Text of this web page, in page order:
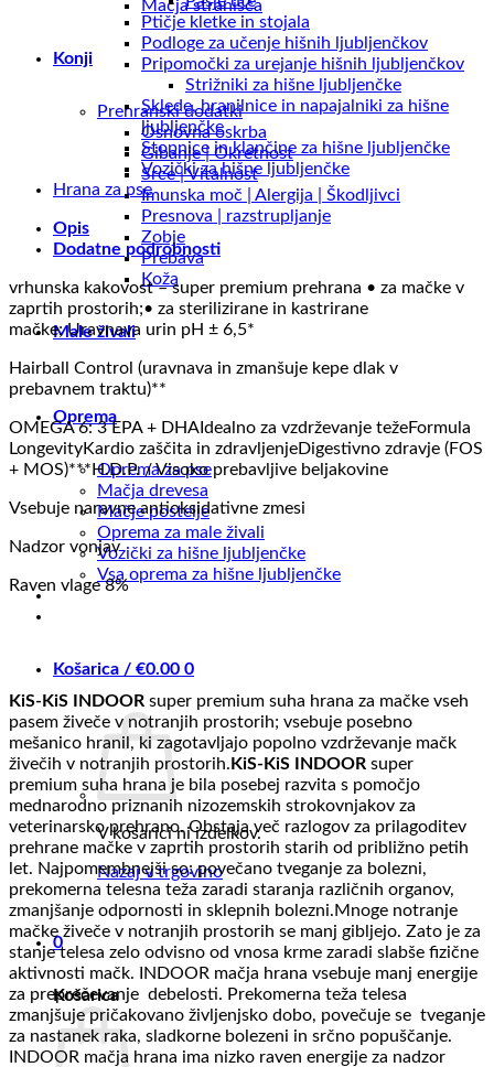
Mačja stranišča
Konji
Prehranski dodatki
Osnovna oskrba
Gibanje | Okretnost
Srce | Vitalnost
Imunska moč | Alergija | Škodljivci
Presnova | razstrupljanje
Zobje
Prebava
Koža
Male živali
Oprema
Oprema za pse
Mačja drevesa
Mačje postelje
Oprema za male živali
Vozički za hišne ljubljenčke
Vsa oprema za hišne ljubljenčke
Košarica / €0.00 0
V košarici ni izdelkov.
Nazaj v trgovino
0
Košarica
Ptičje kletke in stojala
Podloge za učenje hišnih ljubljenčkov
Pripomočki za urejanje hišnih ljubljenčkov
Strižniki za hišne ljubljenčke
Sklede, hranilnice in napajalniki za hišne
ljubljenčke
Stopnice in klančine za hišne ljubljenčke
Vozički za hišne ljubljenčke
Hrana za pse
Opis
Dodatne podrobnosti
vrhunska kakovost – super premium prehrana • za mačke v
zaprtih prostorih;• za sterilizirane in kastrirane
mačke; Uravnava urin pH ± 6,5*
Hairball Control (uravnava in zmanšuje kepe dlak v
prebavnem traktu)**
OMEGA 6: 3 EPA + DHAIdealno za vzdrževanje težeFormula
LongevityKardio zaščita in zdravljenjeDigestivno zdravje (FOS
+ MOS)***H.D.P. / Visoko prebavljive beljakovine
Vsebuje naravne antioksidativne zmesi
Nadzor vonjav
Raven vlage 8%
KiS-KiS INDOOR super premium suha hrana za mačke vseh
pasem živeče v notranjih prostorih; vsebuje posebno
mešanico hranil, ki zagotavljajo popolno vzdrževanje mačk
živečih v notranjih prostorih. KiS-KiS INDOOR super
premium suha hrana je bila posebej razvita s pomočjo
mednarodno priznanih nizozemskih strokovnjakov za
veterinarsko prehrano. Obstaja več razlogov za prilagoditev
prehrane mačke v zaprtih prostorih starih od približno petih
let. Najpomembnejši so: povečano tveganje za bolezni,
prekomerna telesna teža zaradi staranja različnih organov,
zmanjšanje odpornosti in sklepnih bolezni.Mnoge notranje
mačke živeče v notranjih prostorih se manj gibljejo. Zato je za
stanje telesa zelo odvisno od vnosa krme zaradi slabše fizične
aktivnosti mačk. INDOOR mačja hrana vsebuje manj energije
za preprečevanje debelosti. Prekomerna teža telesa
zmanjšuje pričakovano življenjsko dobo, povečuje se tveganje
za nastanek raka, sladkorne bolezeni in srčno popuščanje.
INDOOR mačja hrana ima nizko raven energije za nadzor